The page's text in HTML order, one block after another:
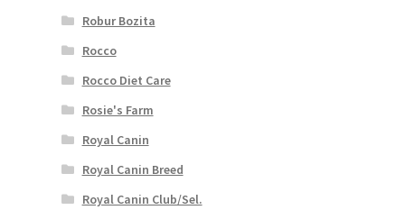
Robur Bozita
Rocco
Rocco Diet Care
Rosie's Farm
Royal Canin
Royal Canin Breed
Royal Canin Club/Sel.